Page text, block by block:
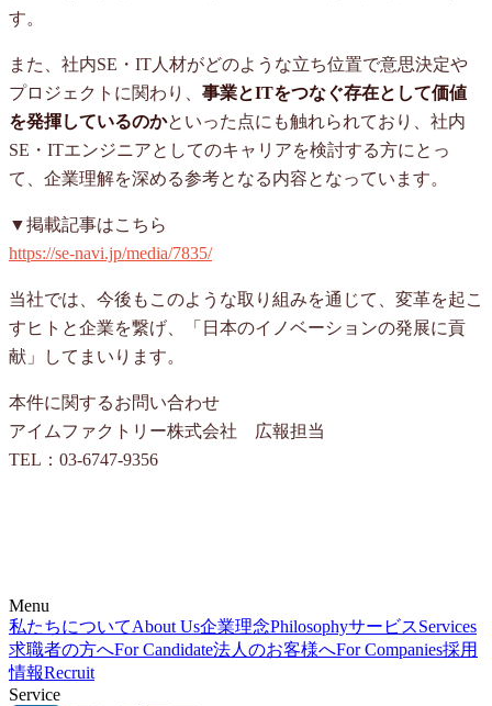
す。
また、社内SE・IT人材がどのような立ち位置で意思決定や
プロジェクトに関わり、 事業とITをつなぐ存在として価値
を発揮しているのかといった点にも触れられており、社内
SE・ITエンジニアとしてのキャリアを検討する方にとっ
て、企業理解を深める参考となる内容となっています。
▼掲載記事はこちら
https://se-navi.jp/media/7835/
当社では、今後もこのような取り組みを通じて、変革を起こ
すヒトと企業を繋げ、「日本のイノベーションの発展に貢
献」してまいります。
本件に関するお問い合わせ
アイムファクトリー株式会社 広報担当
TEL：03-6747-9356
Menu
私たちについてAbout Us企業理念PhilosophyサービスServices
求職者の方へFor Candidate法人のお客様へFor Companies採用
情報Recruit
Service